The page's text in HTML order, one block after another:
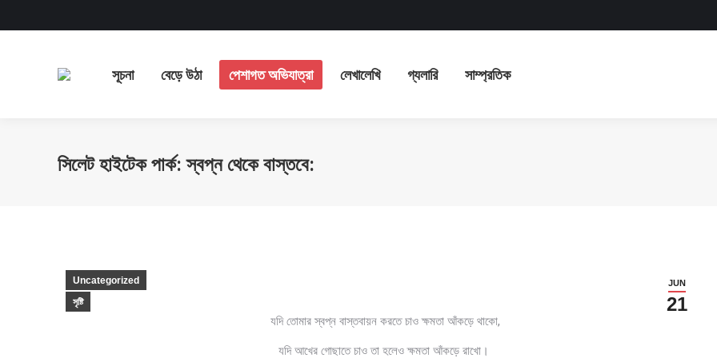
সূচনা বেড়ে উঠা পেশাগত অভিযাত্রা লেখালেখি গ্যলারি সাম্প্রতিক
সিলেট হাইটেক পার্ক: স্বপ্ন থেকে বাস্তবে:
JUN
21
Uncategorized
সৃষ্টি
যদি তোমার স্বপ্ন বাস্তবায়ন করতে চাও ক্ষমতা আঁকড়ে থাকো,
যদি আখের গোছাতে চাও তা হলেও ক্ষমতা আঁকড়ে রাখো।
সূচনা বেড়ে উঠা পেশাগত অভিযাত্রা লেখালেখি গ্যলারি সাম্প্রতিক